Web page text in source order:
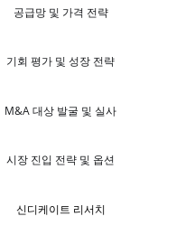
공급망 및 가격 전략
기회 평가 및 성장 전략
M&A 대상 발굴 및 실사
시장 진입 전략 및 옵션
신디케이트 리서치